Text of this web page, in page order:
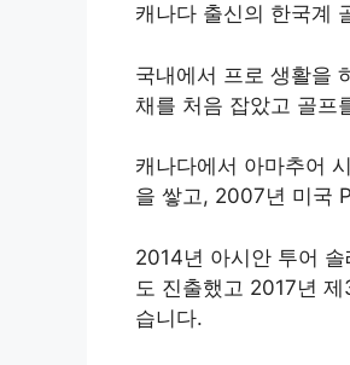
캐나다 출신의 한국계
국내에서 프로 생활을
채를 처음 잡았고 골프
캐나다에서 아마추어
을 쌓고, 2007년 미국
2014년 아시안 투어
도 진출했고 2017년
습니다.